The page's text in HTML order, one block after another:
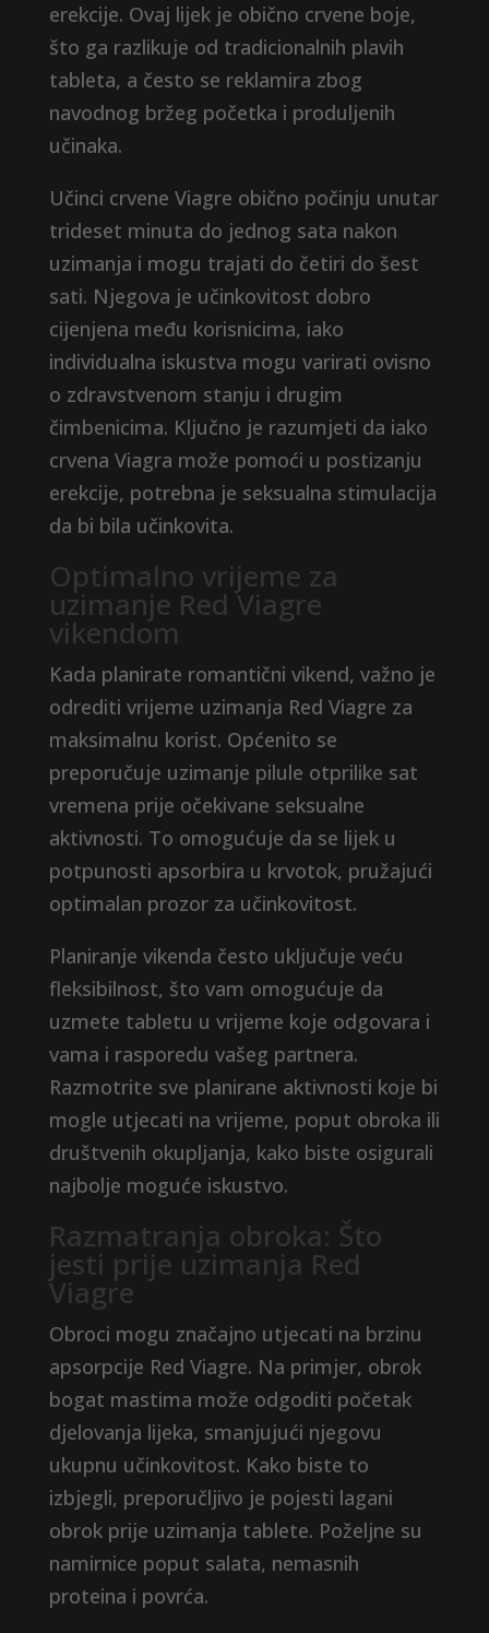
erekcije. Ovaj lijek je obično crvene boje,
što ga razlikuje od tradicionalnih plavih
tableta, a često se reklamira zbog
navodnog bržeg početka i produljenih
učinaka.
Učinci crvene Viagre obično počinju unutar
trideset minuta do jednog sata nakon
uzimanja i mogu trajati do četiri do šest
sati. Njegova je učinkovitost dobro
cijenjena među korisnicima, iako
individualna iskustva mogu varirati ovisno
o zdravstvenom stanju i drugim
čimbenicima. Ključno je razumjeti da iako
crvena Viagra može pomoći u postizanju
erekcije, potrebna je seksualna stimulacija
da bi bila učinkovita.
Optimalno vrijeme za
uzimanje Red Viagre
vikendom
Kada planirate romantični vikend, važno je
odrediti vrijeme uzimanja Red Viagre za
maksimalnu korist. Općenito se
preporučuje uzimanje pilule otprilike sat
vremena prije očekivane seksualne
aktivnosti. To omogućuje da se lijek u
potpunosti apsorbira u krvotok, pružajući
optimalan prozor za učinkovitost.
Planiranje vikenda često uključuje veću
fleksibilnost, što vam omogućuje da
uzmete tabletu u vrijeme koje odgovara i
vama i rasporedu vašeg partnera.
Razmotrite sve planirane aktivnosti koje bi
mogle utjecati na vrijeme, poput obroka ili
društvenih okupljanja, kako biste osigurali
najbolje moguće iskustvo.
Razmatranja obroka: Što
jesti prije uzimanja Red
Viagre
Obroci mogu značajno utjecati na brzinu
apsorpcije Red Viagre. Na primjer, obrok
bogat mastima može odgoditi početak
djelovanja lijeka, smanjujući njegovu
ukupnu učinkovitost. Kako biste to
izbjegli, preporučljivo je pojesti lagani
obrok prije uzimanja tablete. Poželjne su
namirnice poput salata, nemasnih
proteina i povrća.